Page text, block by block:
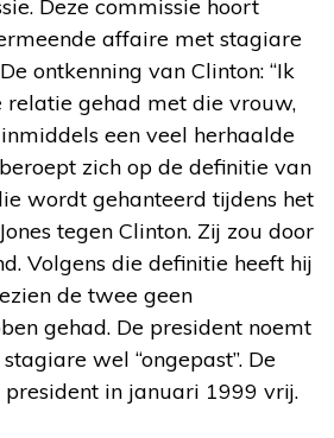
Deze commissie hoort
affaire met stagiare
ontkenning van Clinton: “Ik
relatie gehad met die vrouw,
een veel herhaalde
zich op de definitie van
wordt gehanteerd tijdens het
tegen Clinton. Zij zou door
Volgens die definitie heeft hij
de twee geen
gehad. De president noemt
wel “ongepast”. De
president in januari 1999 vrij.